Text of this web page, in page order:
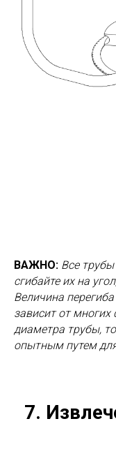
ВАЖНО: Все
сгибайте их на
Величина
зависит от
диаметра трубы,
опытным путем
7.